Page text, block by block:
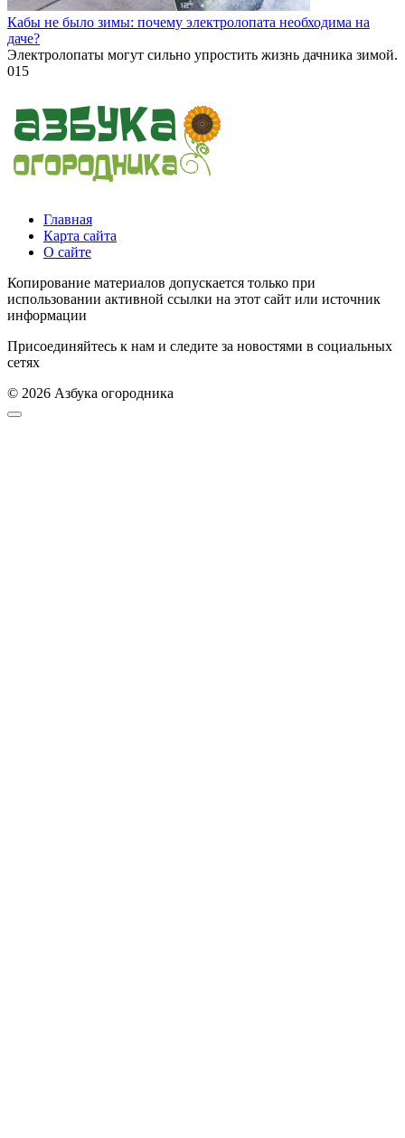
Кабы не было зимы: почему электролопата необходима на
даче?
Электролопаты могут сильно упростить жизнь дачника зимой.
015
Главная
Карта сайта
О сайте
Копирование материалов допускается только при
использовании активной ссылки на этот сайт или источник
информации
Присоединяйтесь к нам и следите за новостями в социальных
сетях
© 2026 Азбука огородника